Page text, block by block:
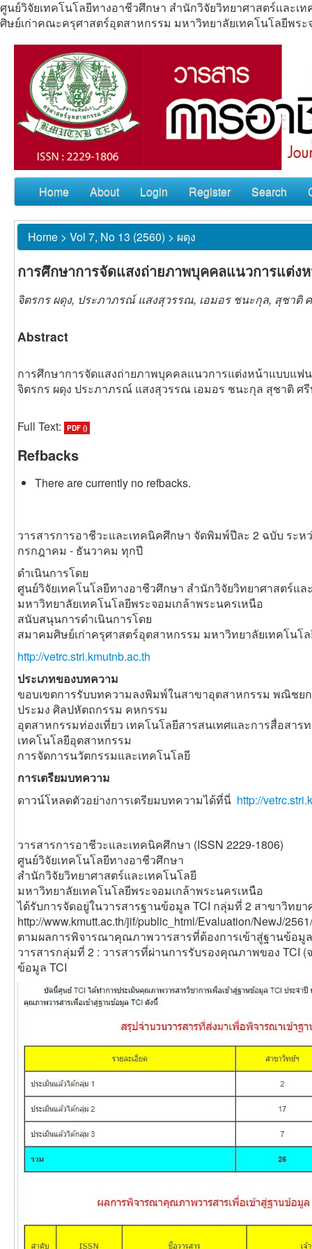
ศูนย์วิจัยเทคโนโลยีทางอาชีวศึกษา สำนักวิจัยวิทยาศาสตร์และ
ศิษย์เก่าคณะครุศาสตร์อุตสาหกรรม มหาวิทยาลัยเทคโนโลยีพระ
Home About Login Register Search
Home > Vol 7, No 13 (2560) > ผดุง
การศึกษาการจัดแสงถ่ายภาพบุคคลแนวการแต่
จิตรกร ผดุง, ประภาภรณ์ แสงสุวรรณ, เอมอร ชนะกุล, สุชาติ
Abstract
การศึกษาการจัดแสงถ่ายภาพบุคคลแนวการแต่งหน้าแบบแฟน
จิตรกร ผดุง ประภาภรณ์ แสงสุวรรณ เอมอร ชนะกุล สุชาติ ศ
Full Text: PDF ()
Refbacks
There are currently no refbacks.
วารสารการอาชีวะและเทคนิคศึกษา จัดพิมพ์ปีละ 2 ฉบับ ระห
กรกฎาคม - ธันวาคม ทุกปี
ดำเนินการโดย
ศูนย์วิจัยเทคโนโลยีทางอาชีวศึกษา สำนักวิจัยวิทยาศาสตร์แล
มหาวิทยาลัยเทคโนโลยีพระจอมเกล้าพระนครเหนือ
สนับสนุนการดำเนินการโดย
สมาคมศิษย์เก่าครุศาสตร์อุตสาหกรรม มหาวิทยาลัยเทคโนโ
http://vetrc.stri.kmutnb.ac.th
ประเภทของบทความ
ขอบเขตการรับบทความลงพิมพ์ในสาขาอุตสาหกรรม พณิชย
ประมง ศิลปหัตถกรรม คหกรรม
อุตสาหกรรมท่องเที่ยว เทคโนโลยีสารสนเทศและการสื่อสา
เทคโนโลยีอุตสาหกรรม
การจัดการนวัตกรรมและเทคโนโลยี
การเตรียมบทความ
ดาวน์โหลดตัวอย่างการเตรียมบทความได้ที่นี่ http://
วารสารการอาชีวะและเทคนิคศึกษา (ISSN 2229-1806)
ศูนย์วิจัยเทคโนโลยีทางอาชีวศึกษา
สำนักวิจัยวิทยาศาสตร์และเทคโนโลยี
มหาวิทยาลัยเทคโนโลยีพระจอมเกล้าพระนครเหนือ
ได้รับการจัดอยู่ในวารสารฐานข้อมูล TCI กลุ่มที่ 2 สาขาวิทย
http://www.kmutt.ac.th/jif/public_html/Evaluation/NewJ/
ตามผลการพิจารณาคุณภาพวารสารที่ต้องการเข้าสู่ฐานข้อมูล
วารสารกลุ่มที่ 2 : วารสารที่ผ่านการรับรองคุณภาพของ TCI
ข้อมูล TCI